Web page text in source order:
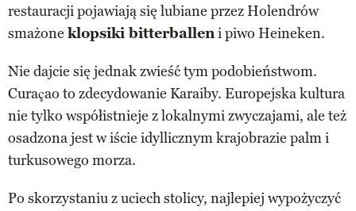
restauracji pojawiają się lubiane przez Holendrów
smażone klopsiki bitterballeni piwo Heineken.
Nie dajcie się jednak zwieść tym podobieństwom.
Curaçao to zdecydowanie Karaiby. Europejska kultura
nie tylko współistnieje z lokalnymi zwyczajami, ale też
osadzona jest w iście idyllicznym krajobrazie palm i
turkusowego morza.
Po skorzystaniu z uciech stolicy, najlepiej wypożyczyć